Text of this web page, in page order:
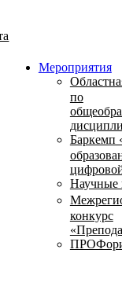
Мероприятия
по
Баркемп
Научные
конкурс